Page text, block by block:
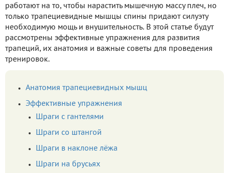
работают на то, чтобы нарастить мышечную массу плеч, но
только трапециевидные мышцы спины придают силуэту
необходимую мощь и внушительность. В этой статье будут
рассмотрены эффективные упражнения для развития
трапеций, их анатомия и важные советы для проведения
тренировок.
Анатомия трапециевидных мышц
Эффективные упражнения
Шраги с гантелями
Шраги со штангой
Шраги в наклоне лёжа
Шраги на брусьях